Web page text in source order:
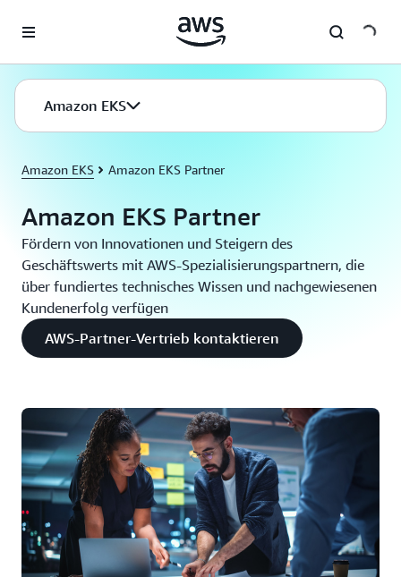
Überspringen zum Hauptinhalt
Amazon EKS
Amazon EKS Amazon EKS Partner
Amazon EKS Partner
Fördern von Innovationen und Steigern des
Geschäftswerts mit AWS-Spezialisierungspartnern, die
über fundiertes technisches Wissen und nachgewiesenen
Kundenerfolg verfügen
AWS-Partner-Vertrieb kontaktieren